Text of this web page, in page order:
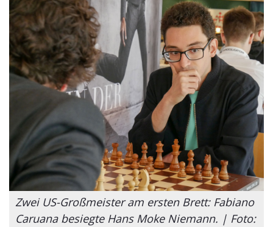
Zwei US-Großmeister am ersten Brett: Fabiano
Caruana besiegte Hans Moke Niemann. | Foto: